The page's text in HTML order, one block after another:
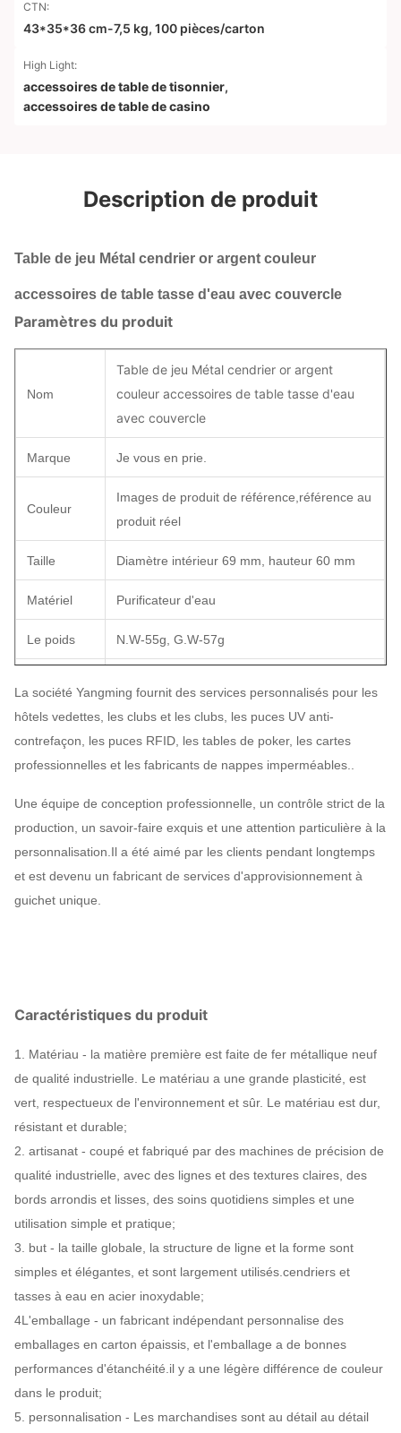
CTN:
43*35*36 cm-7,5 kg, 100 pièces/carton
High Light:
accessoires de table de tisonnier,
accessoires de table de casino
Description de produit
Table de jeu Métal cendrier or argent couleur
accessoires de table tasse d'eau avec couvercle
Paramètres du produit
Nom
Table de jeu Métal cendrier or argent
couleur accessoires de table tasse d'eau
avec couvercle
Marque Je vous en prie.
Couleur
Images de produit de référence,référence au
produit réel
Taille Diamètre intérieur 69 mm, hauteur 60 mm
Matériel Purificateur d'eau
Le poids N.W-55g, G.W-57g
pas disponible temporairement
Nombre de
pièces
Numéro
CTN
Unité de
production
Le numéro de série YM-PA01
La société Yangming fournit des services personnalisés pour les
hôtels vedettes, les clubs et les clubs, les puces UV anti-
contrefaçon, les puces RFID, les tables de poker, les cartes
professionnelles et les fabricants de nappes imperméables..
Une équipe de conception professionnelle, un contrôle strict de la
production, un savoir-faire exquis et une attention particulière à la
personnalisation.Il a été aimé par les clients pendant longtemps
et est devenu un fabricant de services d'approvisionnement à
guichet unique.
Caractéristiques du produit
1. Matériau - la matière première est faite de fer métallique neuf
de qualité industrielle. Le matériau a une grande plasticité, est
vert, respectueux de l'environnement et sûr. Le matériau est dur,
résistant et durable;
2. artisanat - coupé et fabriqué par des machines de précision de
qualité industrielle, avec des lignes et des textures claires, des
bords arrondis et lisses, des soins quotidiens simples et une
utilisation simple et pratique;
3. but - la taille globale, la structure de ligne et la forme sont
simples et élégantes, et sont largement utilisés.cendriers et
tasses à eau en acier inoxydable;
4L'emballage - un fabricant indépendant personnalise des
emballages en carton épaissis, et l'emballage a de bonnes
performances d'étanchéité.il y a une légère différence de couleur
dans le produit;
5. personnalisation - Les marchandises sont au détail au détail